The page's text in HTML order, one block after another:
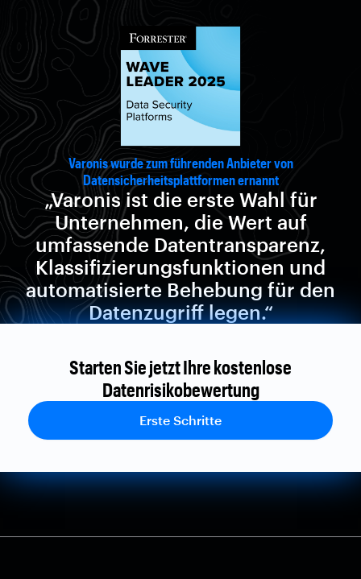
Varonis wurde zum führenden Anbieter von
Datensicherheitsplattformen ernannt
„Varonis ist die erste Wahl für
Unternehmen, die Wert auf
umfassende Datentransparenz,
Klassifizierungsfunktionen und
automatisierte Behebung für den
Datenzugriff legen.“
Starten Sie jetzt Ihre kostenlose
Datenrisikobewertung
Erste Schritte